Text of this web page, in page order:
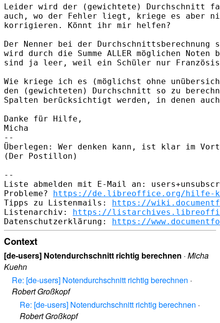
Leider wird der (gewichtete) Durchschnitt
auch, wo der Fehler liegt, kriege es aber
korrigieren. Könnt ihr mir helfen?
Der Nenner bei der
wird durch die Summe ALLER möglichen
sind ja leer, weil ein Schüler nur
Wie kriege ich es (möglichst ohne
den (gewichteten) Durchschnitt so zu
Spalten berücksichtigt werden, in denen
Danke für Hilfe,
Micha
--
Überlegen: Wer denken kann, ist klar im
(Der Postillon)
--
Liste abmelden mit E-Mail an:
Probleme? https://de.libreoffice.org/hilfe-
Tipps zu Listenmails: https://
Listenarchiv: https://
Datenschutzerklärung: https://
Context
[de-users] Notendurchschnitt richtig berechnen · Micha
Kuehn
Re: [de-users] Notendurchschnitt richtig berechnen ·
Robert Großkopf
Re: [de-users] Notendurchschnitt richtig berechnen ·
Robert Großkopf